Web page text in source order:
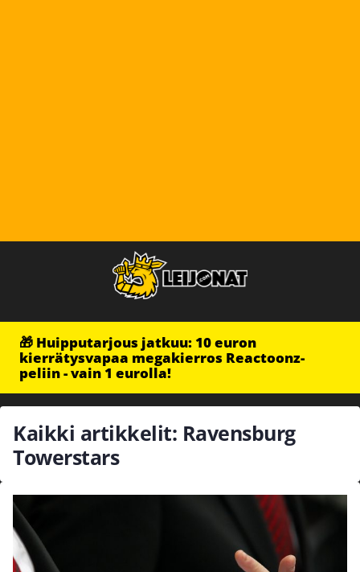
🎁 Huipputarjous jatkuu: 10 euron
kierrätysvapaa megakierros Reactoonz-
peliin - vain 1 eurolla!
Kaikki artikkelit: Ravensburg
Towerstars